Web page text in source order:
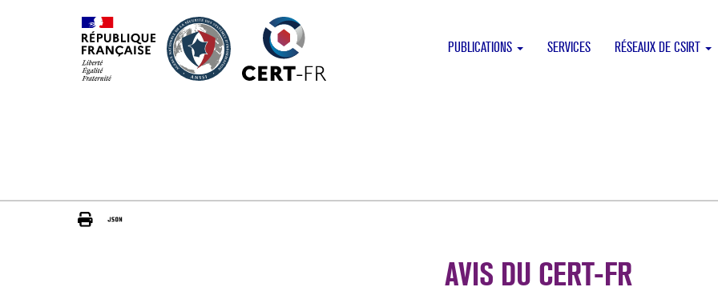
PUBLICATIONS SERVICES RÉSEAUX DE CSIRT
AVIS DU CERT-FR